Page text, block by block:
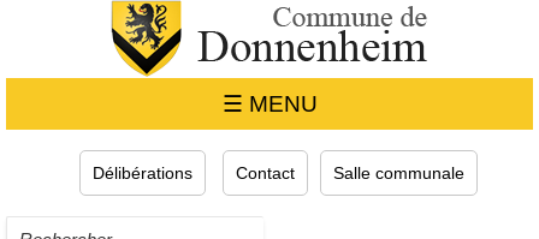
☰ MENU
Délibérations Contact Salle communale